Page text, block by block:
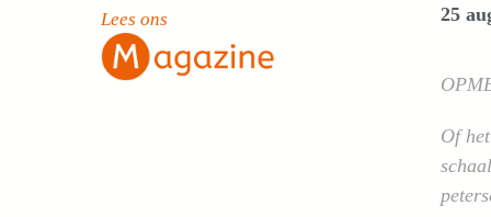
25
Of
Lees ons